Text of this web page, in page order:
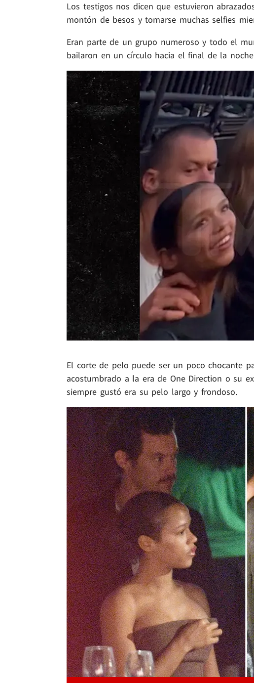
Los testigos nos dicen que estuvieron
montón de besos y tomarse muchas selfies
Eran parte de un grupo numeroso y todo el
bailaron en un círculo hacia el final de la
El corte de pelo puede ser un poco chocante
acostumbrado a la era de One Direction o su
siempre gustó era su pelo largo y frondoso.